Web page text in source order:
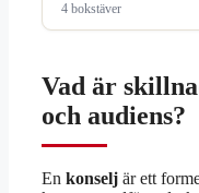
4 bokstäver
Vad är
och audiens?
En konselj är ett